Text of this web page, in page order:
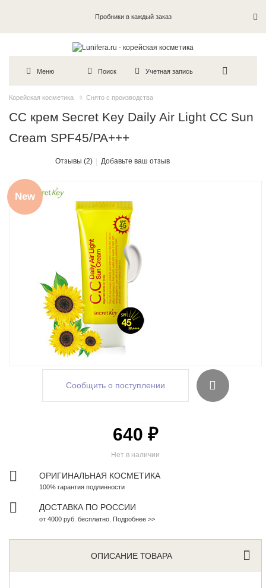
Пробники в каждый заказ
Меню Поиск Учетная запись
Корейская косметика Снято с производства
СС крем Secret Key Daily Air Light CC Sun
Cream SPF45/PA+++
Отзывы (2) Добавьте ваш отзыв
New
Сообщить о поступлении
Нет в наличии
640 ₽
ОРИГИНАЛЬНАЯ КОСМЕТИКА
100% гарантия подлинности
ДОСТАВКА ПО РОССИИ
от 4000 руб. бесплатно. Подробнее >>
ОПИСАНИЕ ТОВАРА